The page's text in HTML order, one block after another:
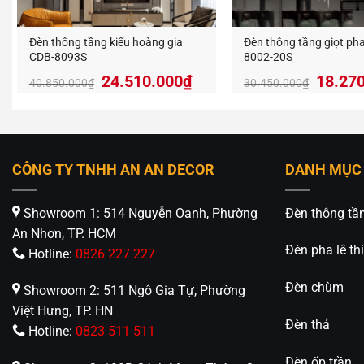
Sản
cấp.
Phù
Đèn
– Sảnh
–
Đèn thông tầng kiểu hoàng gia
CDB-8093S
40.850.000₫ Giá
40.850.000₫.
24.510.000₫Giá
hiện
là:
Đèn thông tầng giọt
8002-20S
30.450.000₫
Giá
CÔNG TY TNHH AN AN DECOR
Showroom 1: 514 Nguyễn Oanh, Phường
An Nhơn, TP. HCM
Hotline: 0826 227 227
Showroom 2: 511 Ngô Gia Tự, Phường
Việt Hưng, TP. HN
Hotline: 0823 511 511
DANH
Đèn thông
Đèn pha lê
Đèn chùm
Đèn thả